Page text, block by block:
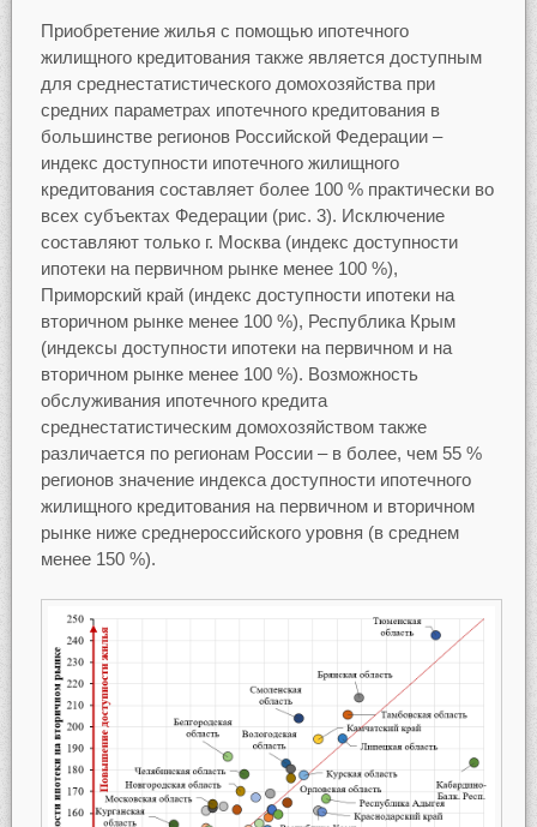
Приобретение жилья с помощью ипотечного
жилищного кредитования также является доступным
для среднестатистического домохозяйства при
средних параметрах ипотечного кредитования в
большинстве регионов Российской Федерации –
индекс доступности ипотечного жилищного
кредитования составляет более 100 % практически во
всех субъектах Федерации (рис. 3). Исключение
составляют только г. Москва (индекс доступности
ипотеки на первичном рынке менее 100 %),
Приморский край (индекс доступности ипотеки на
вторичном рынке менее 100 %), Республика Крым
(индексы доступности ипотеки на первичном и на
вторичном рынке менее 100 %). Возможность
обслуживания ипотечного кредита
среднестатистическим домохозяйством также
различается по регионам России – в более, чем 55 %
регионов значение индекса доступности ипотечного
жилищного кредитования на первичном и вторичном
рынке ниже среднероссийского уровня (в среднем
менее 150 %).